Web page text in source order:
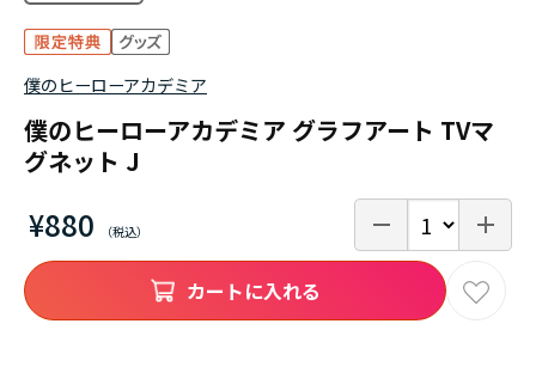
僕のヒーローアカデミア
僕のヒーローアカデミア グラフアート TVマ
グネット J
¥880
カートに入れる